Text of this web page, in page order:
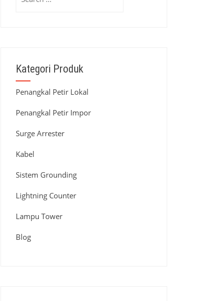
for:
Kategori Produk
Penangkal Petir Lokal
Penangkal Petir Impor
Surge Arrester
Kabel
Sistem Grounding
Lightning Counter
Lampu Tower
Blog